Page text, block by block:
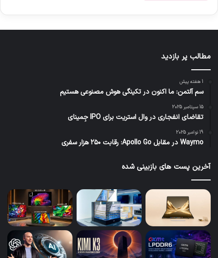
مطالب پر بازدید
1 هفته پیش
سم آلتمن: ما اکنون در تکینگی هوش مصنوعی هستیم
15 سپتامبر 2025
تقاضای انفجاری در وال استریت برای IPO جِمینای
19 نوامبر 2025
Waymo در مقابل Apollo Go: رقابت ۲۵۰ هزار سفری
آخرین پست های بازبینی شده